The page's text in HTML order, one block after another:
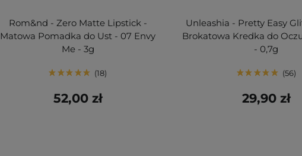
Rom&nd - Zero Matte Lipstick -
Matowa Pomadka do Ust - 07 Envy
Me - 3g
18
52,00 zł
Unleashia - Pretty Easy
Brokatowa Kredka do
- 0,7g
56
29,90 zł